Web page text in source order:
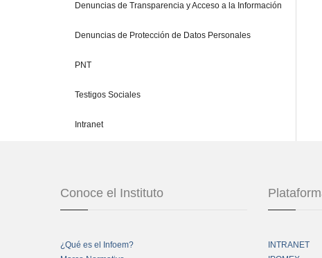
Denuncias de Transparencia y Acceso a la Información
Denuncias de Protección de Datos Personales
PNT
Testigos Sociales
Intranet
Conoce el Instituto
¿Qué es el Infoem?
INTRANET